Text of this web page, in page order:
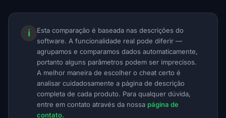
ℹ
Esta comparação é baseada nas descrições do
software. A funcionalidade real pode diferir —
agrupamos e comparamos dados automaticamente,
portanto alguns parâmetros podem ser imprecisos.
A melhor maneira de escolher o cheat certo é
analisar cuidadosamente a página de descrição
completa de cada produto. Para qualquer dúvida,
entre em contato através da nossa página de
contato.